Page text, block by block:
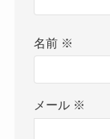
名前 ※
メール ※